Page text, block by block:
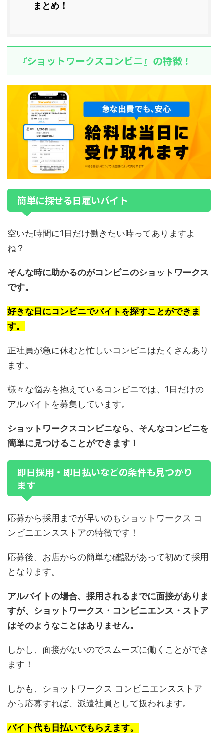
まとめ！
『ショットワークスコンビニ』の特徴！
簡単に探せる日雇いバイト
空いた時間に1日だけ働きたい時ってありますよ
ね？
そんな時に助かるのがコンビニのショットワークス
です。
好きな日にコンビニでバイトを探すことができま
す。
正社員が急に休むと忙しいコンビニはたくさんあり
ます。
様々な悩みを抱えているコンビニでは、1日だけの
アルバイトを募集しています。
ショットワークスコンビニなら、そんなコンビニを
簡単に見つけることができます！
即日採用・即日払いなどの条件も見つかり
ます
応募から採用までが早いのもショットワークス コ
ンビニエンスストアの特徴です！
応募後、お店からの簡単な確認があって初めて採用
となります。
アルバイトの場合、採用されるまでに面接がありま
すが、ショットワークス・コンビニエンス・ストア
はそのようなことはありません。
しかし、面接がないのでスムーズに働くことができ
ます！
しかも、ショットワークス コンビニエンスストア
から応募すれば、派遣社員として扱われます。
バイト代も日払いでもらえます。